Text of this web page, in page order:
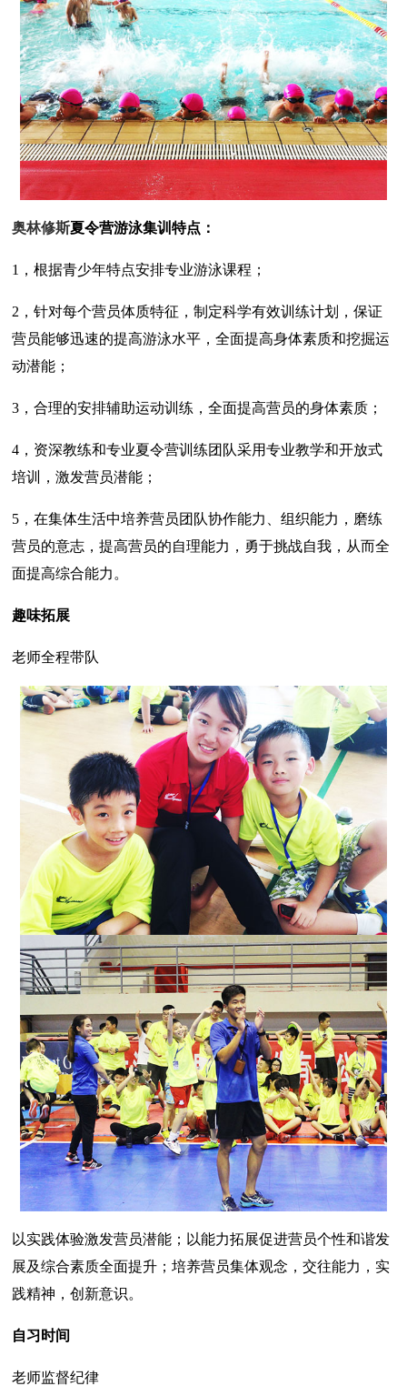
奥林修斯夏令营游泳集训特点：
1，根据青少年特点安排专业游泳课程；
2，针对每个营员体质特征，制定科学有效训练计划，保证
营员能够迅速的提高游泳水平，全面提高身体素质和挖掘运
动潜能；
3，合理的安排辅助运动训练，全面提高营员的身体素质；
4，资深教练和专业夏令营训练团队采用专业教学和开放式
培训，激发营员潜能；
5，在集体生活中培养营员团队协作能力、组织能力，磨练
营员的意志，提高营员的自理能力，勇于挑战自我，从而全
面提高综合能力。
趣味拓展
老师全程带队
以实践体验激发营员潜能；以能力拓展促进营员个性和谐发
展及综合素质全面提升；培养营员集体观念，交往能力，实
践精神，创新意识。
自习时间
老师监督纪律